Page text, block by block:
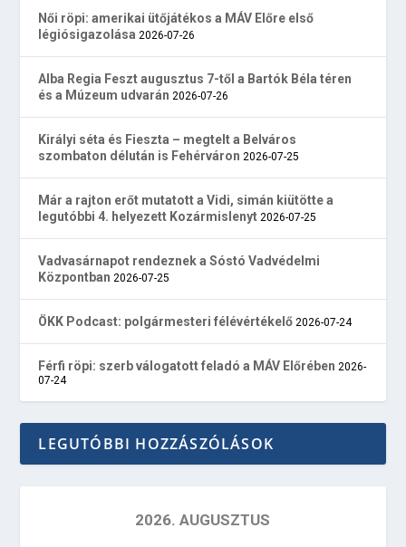
Női röpi: amerikai ütőjátékos a MÁV Előre első
légiósigazolása 2026-07-26
Alba Regia Feszt augusztus 7-től a Bartók Béla téren
és a Múzeum udvarán 2026-07-26
Királyi séta és Fieszta – megtelt a Belváros
szombaton délután is Fehérváron 2026-07-25
Már a rajton erőt mutatott a Vidi, simán kiütötte a
legutóbbi 4. helyezett Kozármislenyt 2026-07-25
Vadvasárnapot rendeznek a Sóstó Vadvédelmi
Központban 2026-07-25
ÖKK Podcast: polgármesteri félévértékelő 2026-07-24
Férfi röpi: szerb válogatott feladó a MÁV Előrében 2026-
07-24
LEGUTÓBBI HOZZÁSZÓLÁSOK
2026. AUGUSZTUS